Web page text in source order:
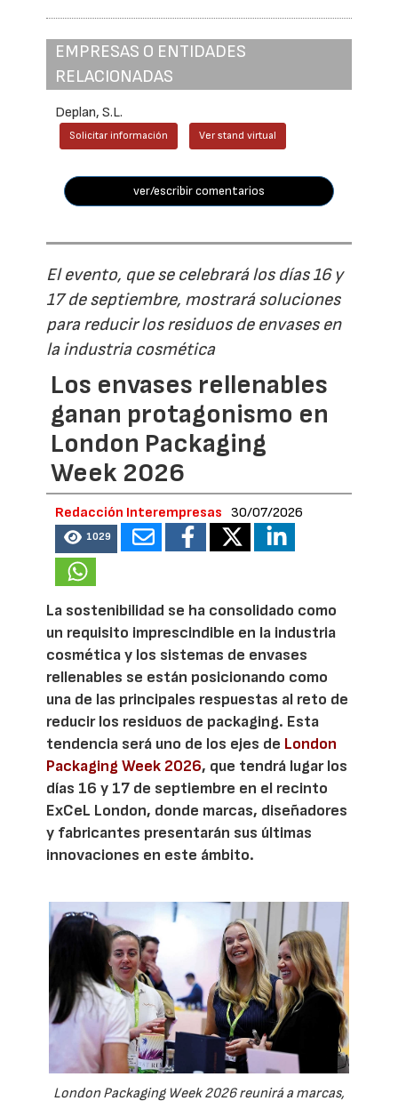
EMPRESAS O ENTIDADES
RELACIONADAS
Deplan, S.L.
Solicitar información Ver stand virtual
ver/escribir comentarios
El evento, que se celebrará los días 16 y
17 de septiembre, mostrará soluciones
para reducir los residuos de envases en
la industria cosmética
Los envases rellenables
ganan protagonismo en
London Packaging
Week 2026
Redacción Interempresas 30/07/2026
1029
La sostenibilidad se ha consolidado como
un requisito imprescindible en la industria
cosmética y los sistemas de envases
rellenables se están posicionando como
una de las principales respuestas al reto de
reducir los residuos de packaging. Esta
tendencia será uno de los ejes de London
Packaging Week 2026, que tendrá lugar los
días 16 y 17 de septiembre en el recinto
ExCeL London, donde marcas, diseñadores
y fabricantes presentarán sus últimas
innovaciones en este ámbito.
London Packaging Week 2026 reunirá a marcas,